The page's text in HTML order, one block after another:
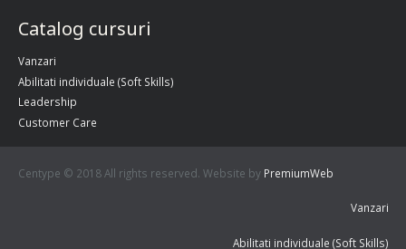
Catalog cursuri
Vanzari
Abilitati individuale (Soft Skills)
Leadership
Customer Care
Centype © 2018 All rights reserved. Website by PremiumWeb
Vanzari
Abilitati individuale (Soft Skills)